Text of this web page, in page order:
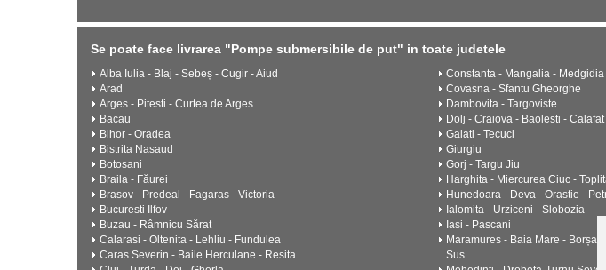
Se poate face livrarea "Pompe submersibile de put" in toate judetele
Alba Iulia - Blaj - Sebeș - Cugir - Aiud
Arad
Arges - Pitesti - Curtea de Arges
Bacau
Bihor - Oradea
Bistrita Nasaud
Botosani
Braila - Făurei
Brasov - Predeal - Fagaras - Victoria
Bucuresti Ilfov
Buzau - Râmnicu Sărat
Calarasi - Oltenita - Lehliu - Fundulea
Caras Severin - Baile Herculane - Resita
Constanta - Mangalia -
Covasna - Sfantu Gheorghe
Dambovita - Targoviste
Dolj - Craiova - Baolesti -
Galati - Tecuci
Giurgiu
Gorj - Targu Jiu
Harghita - Miercurea Ciuc -
Hunedoara - Deva - Orastie -
Ialomita - Urziceni - Slobozia
Iasi - Pascani
Maramures - Baia Mare - Borșa
Sus